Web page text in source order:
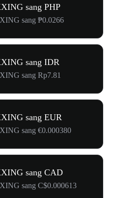
sang PHP
sang ₱0.0266
sang IDR
sang Rp7.81
sang EUR
sang €0.000380
sang CAD
sang C$0.000613